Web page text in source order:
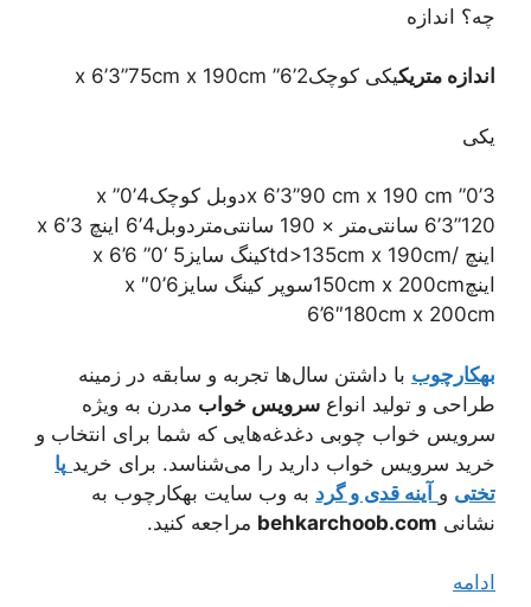
چه؟ اندازه
اندازه متریکیکی کوچک2’6” x 6’3”75cm x 190cm
یکی
3’0” x 6’3”90 cm x 190 cmدوبل کوچک4’0” x
6’3”120 سانتی‌متر × 190 سانتی‌متردوبل4’6 اینچ x 6’3
اینچ /td>135cm x 190cmکینگ سایز5 ‘0” x 6’6
اینچ150cm x 200cmسوپر کینگ سایز6’0″ x
6’6″180cm x 200cm
بهکارچوب با داشتن سال‌ها تجربه و سابقه در زمینه
طراحی و تولید انواع سرویس خواب مدرن به ویژه
سرویس خواب چوبی دغدغه‌هایی که شما برای انتخاب و
خرید سرویس خواب دارید را می‌شناسد. برای خرید پا
تختی و آینه قدی و گرد به وب سایت بهکارچوب به
نشانی behkarchoob.com مراجعه کنید.
ادامه